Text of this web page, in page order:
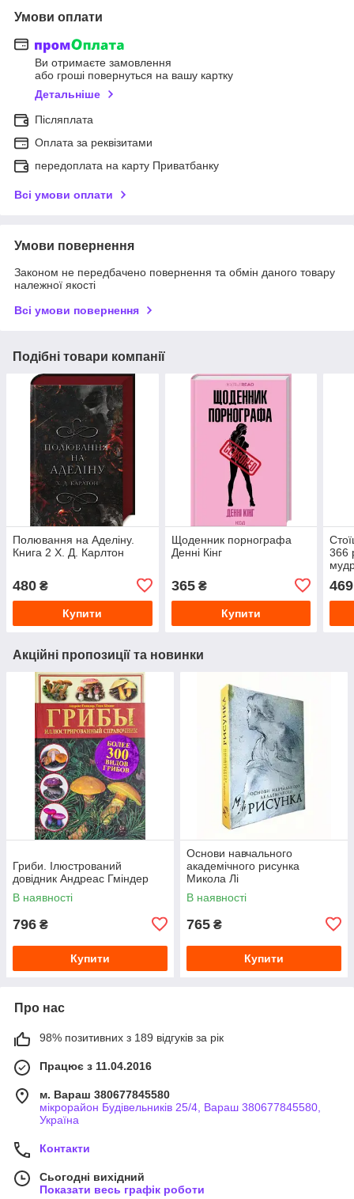
Умови оплати
Ви отримаєте замовлення
або гроші повернуться на вашу картку
Детальніше
Післяплата
Оплата за реквізитами
передоплата на карту Приватбанку
Всі умови оплати
Умови повернення
Законом не передбачено повернення та обмін даного товару
належної якості
Всі умови повернення
Подібні товари компанії
Полювання на Аделіну.
Книга 2 Х. Д. Карлтон
480 ₴
Купити
Щоденник порнографа
Денні Кінг
365₴
Купити
366
469
Акційні пропозиції та новинки
Гриби. Ілюстрований
довідник Андреас Гміндер
В наявності
796 ₴
Купити
Основи навчального
академічного рисунка
Микола Лі
В наявності
765 ₴
Купити
Про нас
98% позитивних з 189 відгуків за рік
Працює з 11.04.2016
м. Вараш 380677845580
мікрорайон Будівельників 25/4, Вараш 380677845580,
Україна
Контакти
Сьогодні вихідний
Показати весь графік роботи